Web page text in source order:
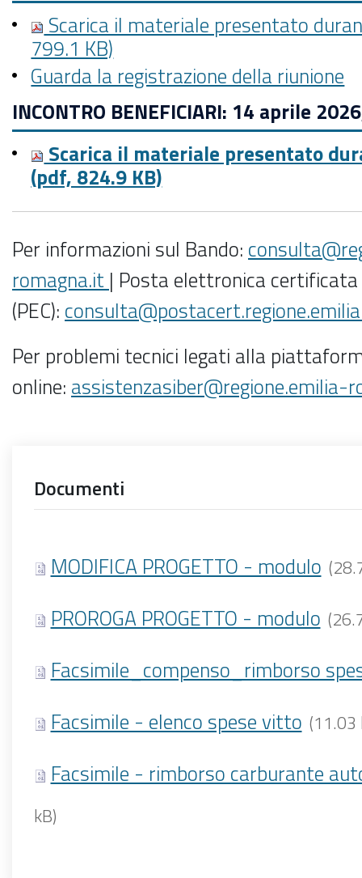
Scarica il materiale presentato
799.1 KB)
Guarda la registrazione della riunione
INCONTRO BENEFICIARI: 14 aprile
Scarica il materiale presentato
(pdf, 824.9 KB)
Per informazioni sul Bando:
romagna.it | Posta elettronica certificata
(PEC):
Per problemi tecnici legati alla
online: assistenzasiber@regione.emilia-
Documenti
MODIFICA PROGETTO - modulo
PROROGA PROGETTO - modulo
Facsimile_compenso_rimborso
Facsimile - elenco spese vitto (11.03
Facsimile - rimborso carburante
kB)